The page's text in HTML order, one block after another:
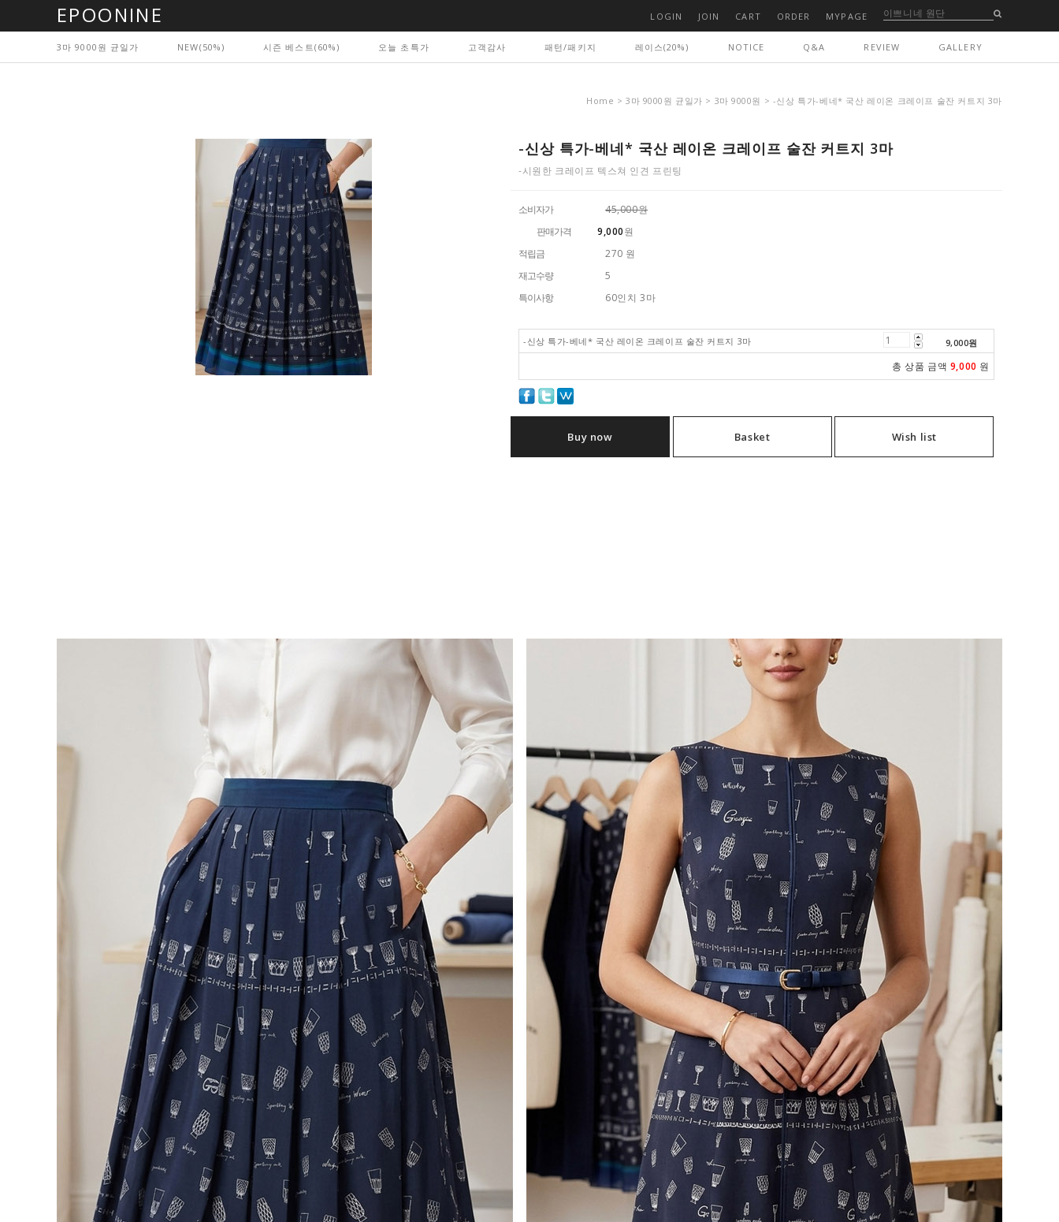
EPOONINE LOGIN JOIN CART ORDER MYPAGE
3마 9000원 균일가 NEW(50%) 시즌 베스트(60%) 오늘 초특가 고객감사 패턴/패키지 레이스(20%) NOTICE Q&A REVIEW GALLERY
Home >3마 9000원 균일가 > 3마 9000원 > -신상 특가-베네* 국산 레이온 크레이프 술잔 커트지 3마
마우스를 올려보세요
-신상 특가-베네* 국산 레이온 크레이프 술잔 커트지 3마
-시원한 크레이프 텍스쳐 인견 프린팅
소비자가
45,000원
판매가격
9,000원
적립금
270 원
재고수량
5
특이사항
60인치 3마
-신상 특가-베네* 국산 레이온 크레이프 술잔 커트지 3마 9,000원
총 상품 금액 9,000 원
Buy now Basket Wish list